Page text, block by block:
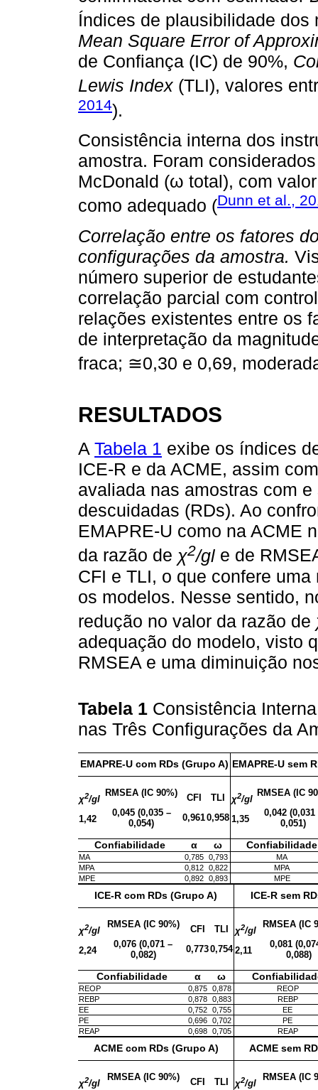
Índices de plausibilidade
Mean Square Error of
de Confiança (IC) de 90%,
Lewis Index (TLI), valores
2014).
Consistência interna dos
amostra. Foram
McDonald (ω total), com
como adequado (Dunn et al.,
Correlação entre os fatores
configurações da amostra.
número superior de
correlação parcial com
relações existentes entre os
de interpretação da
fraca; ≅0,30 e 0,69,
RESULTADOS
A Tabela 1 exibe os índices
ICE-R e da ACME, assim
avaliada nas amostras com
descuidadas (RDs). Ao
EMAPRE-U como na ACME
da razão de χ2/gl e de
CFI e TLI, o que confere
os modelos. Nesse sentido,
redução no valor da razão de
adequação do modelo, visto
RMSEA e uma diminuição
Tabela 1 Consistência
nas Três Configurações da
EMAPRE-U com RDs (Grupo A) EMAPRE-U sem
χ2/gl
1,42
RMSEA (IC 90%)
0,045 (0,035 –
0,054)
CFI
0,961
TLI
0,958
χ2/gl
1,35
RMSEA (IC
0,042 (0,031
0,051)
Confiabilidade α ω Confiabilidade
MA 0,785 0,793
MA
MPA
0,812 0,822
MPA
MPE
0,892 0,893 MPE
ICE-R com RDs (Grupo A) ICE-R sem
χ2/gl
2,24
RMSEA (IC 90%)
0,076 (0,071 –
0,082)
CFI
0,773
TLI
0,754
χ2/gl
2,11
RMSEA (IC
0,081
0,088)
Confiabilidade α ω
REOP 0,875 0,878
REOP
REBP
0,878 0,883
REBP
EE
0,752 0,755
EE
PE
0,696 0,702
PE
REAP
0,698 0,705 REAP
ACME com RDs (Grupo A) ACME sem
χ2/gl
RMSEA (IC 90%)
CFI
TLI
χ2/gl
RMSEA (IC